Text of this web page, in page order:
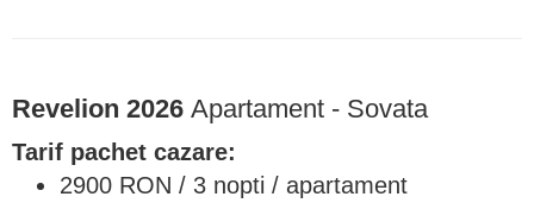
Revelion 2026 Apartament - Sovata
Tarif pachet cazare:
2900 RON / 3 nopti / apartament